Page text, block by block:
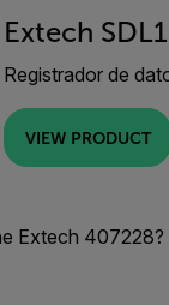
Extech
Registrador de
VIEW PRODUCT
Extech